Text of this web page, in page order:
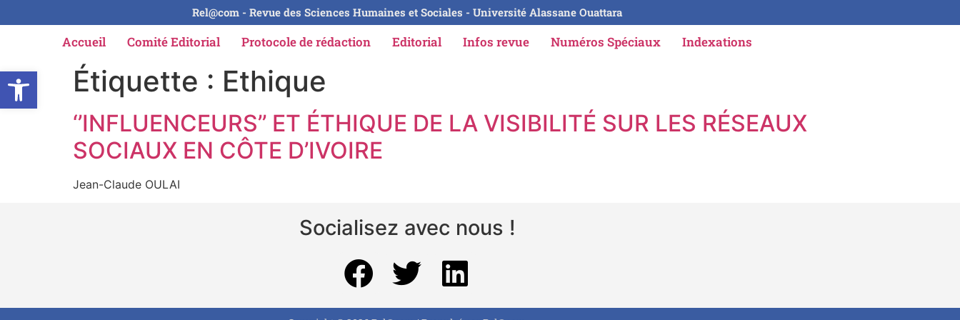
Ouvrir la barre d’outils
Rel@com - Revue des Sciences Humaines et Sociales - Université Alassane Ouattara
Accueil Comité Editorial Protocole de rédaction Editorial Infos revue Numéros Spéciaux Indexations
Étiquette : Ethique
‘’INFLUENCEURS’’ ET ÉTHIQUE DE LA VISIBILITÉ SUR LES RÉSEAUX
SOCIAUX EN CÔTE D’IVOIRE
Jean-Claude OULAI
Socialisez avec nous !